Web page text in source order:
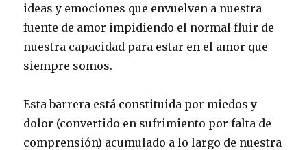
ideas y emociones que envuelven a nuestra
fuente de amor impidiendo el normal fluir de
nuestra capacidad para estar en el amor que
siempre somos.
Esta barrera está constituida por miedos y
dolor (convertido en sufrimiento por falta de
comprensión) acumulado a lo largo de nuestra